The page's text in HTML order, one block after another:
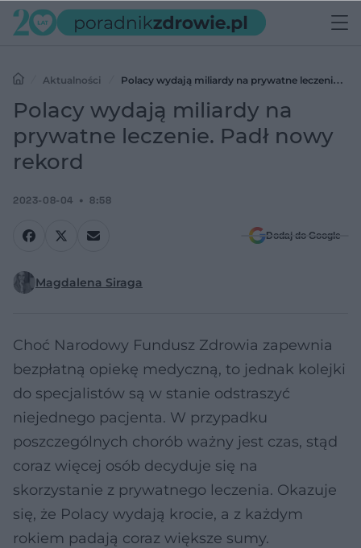
Aktualności
Polacy wydają miliardy na prywatne leczenie.
Padł nowy rekord
Polacy wydają miliardy na
prywatne leczenie. Padł nowy
rekord
2023-08-04 8:58
Dodaj do Google
Magdalena Siraga
Choć Narodowy Fundusz Zdrowia zapewnia
bezpłatną opiekę medyczną, to jednak kolejki
do specjalistów są w stanie odstraszyć
niejednego pacjenta. W przypadku
poszczególnych chorób ważny jest czas, stąd
coraz więcej osób decyduje się na
skorzystanie z prywatnego leczenia. Okazuje
się, że Polacy wydają krocie, a z każdym
rokiem padają coraz większe sumy.